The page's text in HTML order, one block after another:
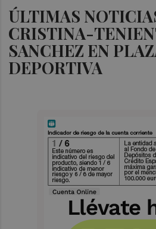
ÚLTIMAS
CRISTINA-
SANCHEZ EN
DEPORTIVA